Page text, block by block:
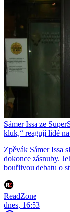
Sámer Issa ze
kluk,“ reagují lidé
Zpěvák Sámer Issa
dokonce zásnuby.
bouřlivou debatu o
ReadZone
dnes, 16:53